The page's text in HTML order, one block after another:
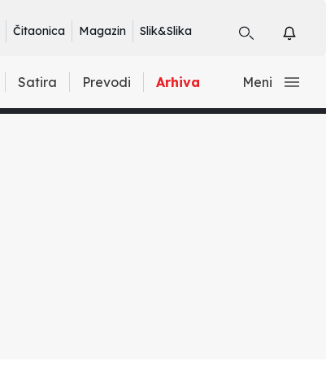
Čitaonica Magazin Slik&Slika
Satira Prevodi Arhiva Meni